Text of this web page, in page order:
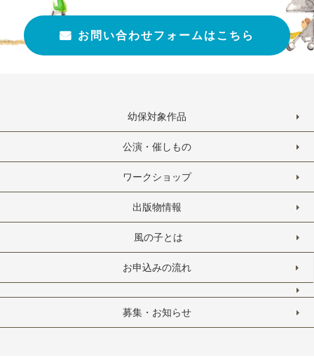
お問い合わせフォームはこちら
幼保対象作品
公演・催しもの
ワークショップ
出版物情報
風の子とは
お申込みの流れ
募集・お知らせ